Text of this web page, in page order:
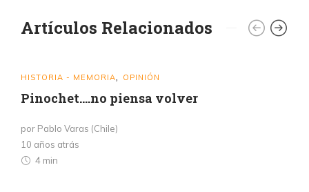
Artículos Relacionados
HISTORIA - MEMORIA OPINIÓN
Pinochet….no piensa volver
por Pablo Varas (Chile)
10 años atrás
4 min